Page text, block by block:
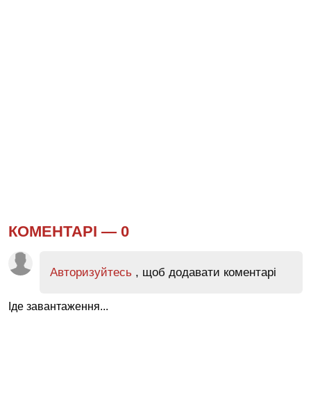
КОМЕНТАРІ — 0
Авторизуйтесь , щоб додавати коментарі
Іде завантаження...